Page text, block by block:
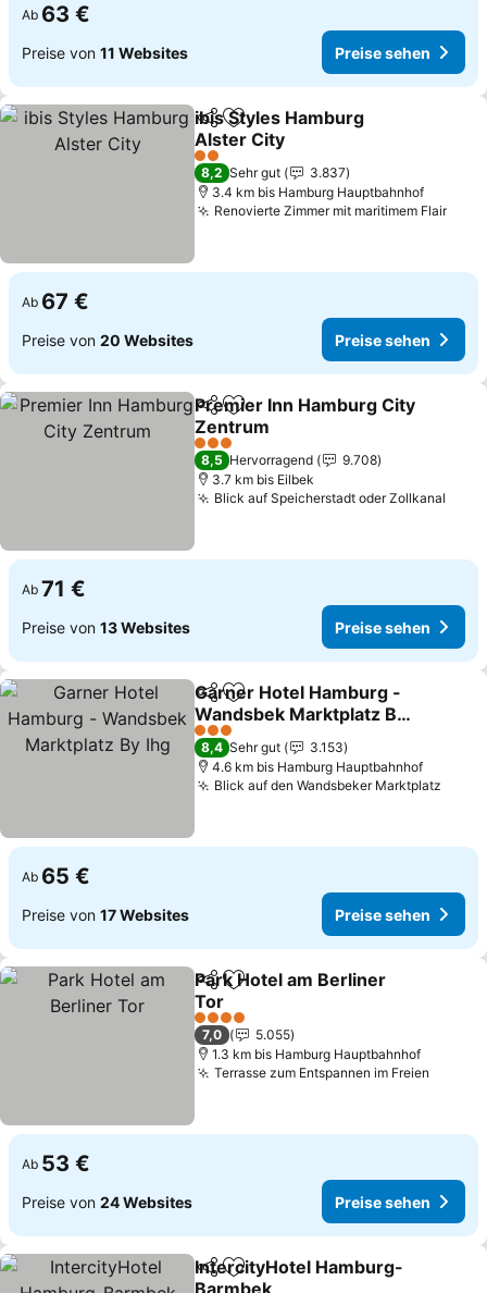
Ab 63 €
Preise von 11 Websites Preise sehen
TeilenZu Favoriten hinzufügen
ibis Styles Hamburg
Alster City
2 Sterne
8,2 Sehr gut
3.837
3.4 km bis Hamburg Hauptbahnhof
Renovierte Zimmer mit maritimem Flair
Ab 67 €
Preise von 20 Websites Preise sehen
TeilenZu Favoriten hinzufügen
Premier Inn Hamburg City
Zentrum
3 Sterne
8,5 Hervorragend
9.708
3.7 km bis Eilbek
Blick auf Speicherstadt oder Zollkanal
Ab 71 €
Preise von 13 Websites Preise sehen
TeilenZu Favoriten hinzufügen
Garner Hotel Hamburg -
Wandsbek Marktplatz By
Ihg
3 Sterne
8,4 Sehr gut
3.153
4.6 km bis Hamburg Hauptbahnhof
Blick auf den Wandsbeker Marktplatz
Ab 65 €
Preise von 17 Websites Preise sehen
TeilenZu Favoriten hinzufügen
Park Hotel am Berliner
Tor
4 Sterne
7,0
5.055
1.3 km bis Hamburg Hauptbahnhof
Terrasse zum Entspannen im Freien
Ab 53 €
Preise von 24 Websites Preise sehen
TeilenZu Favoriten hinzufügen
IntercityHotel Hamburg-
Barmbek